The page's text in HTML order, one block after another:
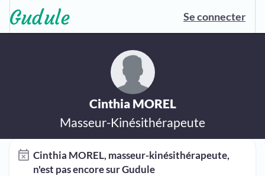
Se connecter
Cinthia MOREL
Masseur-Kinésithérapeute
Cinthia MOREL, masseur-kinésithérapeute,
n'est pas encore sur Gudule